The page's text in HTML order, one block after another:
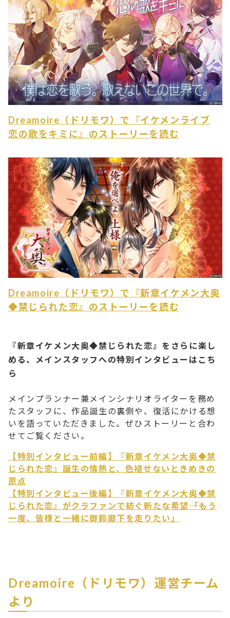
Dreamoire（ドリモワ）で『イケメンライブ
恋の歌をキミに』のストーリーを読む
Dreamoire（ドリモワ）で『新章イケメン大奥
◆禁じられた恋』のストーリーを読む
『新章イケメン大奥◆禁じられた恋』をさらに楽し
める、メインスタッフへの特別インタビューはこち
ら
メインプランナー兼メインシナリオライターを務め
たスタッフに、作品誕生の裏側や、復活にかける想
いを語っていただきました。ぜひストーリーと合わ
せてご覧ください。
【特別インタビュー前編】『新章イケメン大奥◆禁
じられた恋』誕生の情熱と、色褪せないときめきの
原点
【特別インタビュー後編】『新章イケメン大奥◆禁
じられた恋』がクラファンで紡ぐ新たな希望――「もう
一度、皆様と一緒に御鈴廊下を走りたい」
Dreamoire（ドリモワ）運営チーム
より